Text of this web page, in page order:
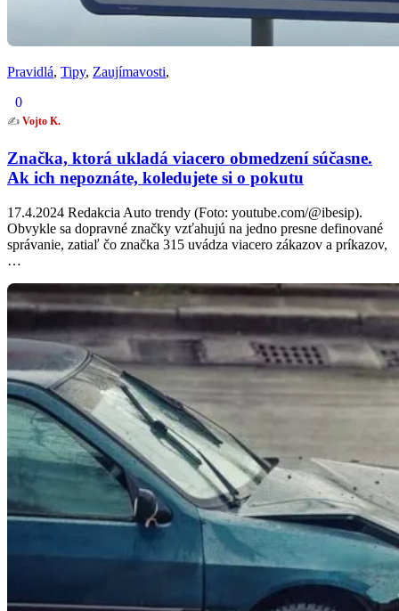
Pravidlá, Tipy, Zaujímavosti,
0
✍️ Vojto K.
Značka, ktorá ukladá viacero obmedzení súčasne.
Ak ich nepoznáte, koledujete si o pokutu
17.4.2024 Redakcia Auto trendy (Foto: youtube.com/@ibesip).
Obvykle sa dopravné značky vzťahujú na jedno presne definované
správanie, zatiaľ čo značka 315 uvádza viacero zákazov a príkazov,
…